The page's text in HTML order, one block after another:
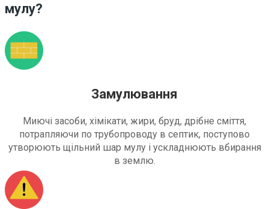
мулу?
Замулювання
Миючі засоби, хімікати, жири, бруд, дрібне сміття,
потрапляючи по трубопроводу в септик, поступово
утворюють щільний шар мулу і ускладнюють вбирання
в землю.